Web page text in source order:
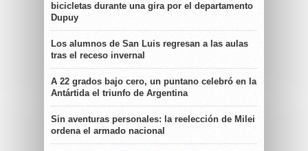
bicicletas durante una gira por el departamento
Dupuy
Los alumnos de San Luis regresan a las aulas
tras el receso invernal
A 22 grados bajo cero, un puntano celebró en la
Antártida el triunfo de Argentina
Sin aventuras personales: la reelección de Milei
ordena el armado nacional